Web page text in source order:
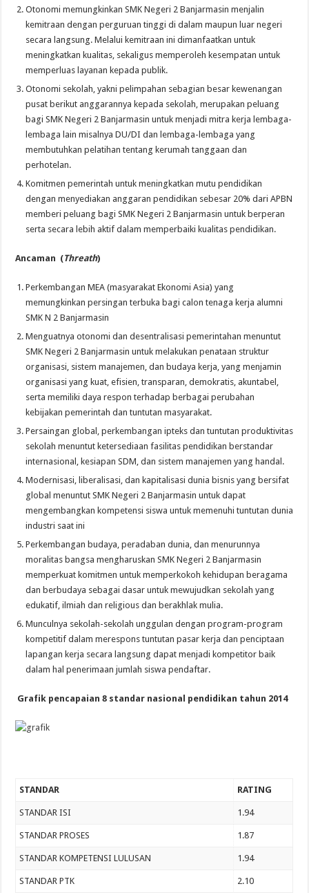
Otonomi memungkinkan SMK Negeri 2 Banjarmasin menjalin
kemitraan dengan perguruan tinggi di dalam maupun luar negeri
secara langsung. Melalui kemitraan ini dimanfaatkan untuk
meningkatkan kualitas, sekaligus memperoleh kesempatan untuk
memperluas layanan kepada publik.
Otonomi sekolah, yakni pelimpahan sebagian besar kewenangan
pusat berikut anggarannya kepada sekolah, merupakan peluang
bagi SMK Negeri 2 Banjarmasin untuk menjadi mitra kerja lembaga-
lembaga lain misalnya DU/DI dan lembaga-lembaga yang
membutuhkan pelatihan tentang kerumah tanggaan dan
perhotelan.
Komitmen pemerintah untuk meningkatkan mutu pendidikan
dengan menyediakan anggaran pendidikan sebesar 20% dari APBN
memberi peluang bagi SMK Negeri 2 Banjarmasin untuk berperan
serta secara lebih aktif dalam memperbaiki kualitas pendidikan.
Ancaman (Threath)
Perkembangan MEA (masyarakat Ekonomi Asia) yang
memungkinkan persingan terbuka bagi calon tenaga kerja alumni
SMK N 2 Banjarmasin
Menguatnya otonomi dan desentralisasi pemerintahan menuntut
SMK Negeri 2 Banjarmasin untuk melakukan penataan struktur
organisasi, sistem manajemen, dan budaya kerja, yang menjamin
organisasi yang kuat, efisien, transparan, demokratis, akuntabel,
serta memiliki daya respon terhadap berbagai perubahan
kebijakan pemerintah dan tuntutan masyarakat.
Persaingan global, perkembangan ipteks dan tuntutan produktivitas
sekolah menuntut ketersediaan fasilitas pendidikan berstandar
internasional, kesiapan SDM, dan sistem manajemen yang handal.
Modernisasi, liberalisasi, dan kapitalisasi dunia bisnis yang bersifat
global menuntut SMK Negeri 2 Banjarmasin untuk dapat
mengembangkan kompetensi siswa untuk memenuhi tuntutan dunia
industri saat ini
Perkembangan budaya, peradaban dunia, dan menurunnya
moralitas bangsa mengharuskan SMK Negeri 2 Banjarmasin
memperkuat komitmen untuk memperkokoh kehidupan beragama
dan berbudaya sebagai dasar untuk mewujudkan sekolah yang
edukatif, ilmiah dan religious dan berakhlak mulia.
Munculnya sekolah-sekolah unggulan dengan program-program
kompetitif dalam merespons tuntutan pasar kerja dan penciptaan
lapangan kerja secara langsung dapat menjadi kompetitor baik
dalam hal penerimaan jumlah siswa pendaftar.
Grafik pencapaian 8 standar nasional pendidikan tahun 2014
STANDAR RATING
STANDAR ISI 1.94
STANDAR PROSES 1.87
STANDAR KOMPETENSI LULUSAN 1.94
STANDAR PTK 2.10